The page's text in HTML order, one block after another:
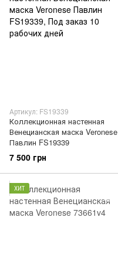
Артикул: FS19339
Коллекционная настенная
Венецианская маска Veronese
Павлин FS19339
7 500 грн
ХИТ